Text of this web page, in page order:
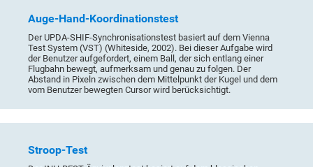
Auge-Hand-Koordinationstest
Der UPDA-SHIF-Synchronisationstest basiert auf dem Vienna
Test System (VST) (Whiteside, 2002). Bei dieser Aufgabe wird
der Benutzer aufgefordert, einem Ball, der sich entlang einer
Flugbahn bewegt, aufmerksam und genau zu folgen. Der
Abstand in Pixeln zwischen dem Mittelpunkt der Kugel und dem
vom Benutzer bewegten Cursor wird berücksichtigt.
Stroop-Test